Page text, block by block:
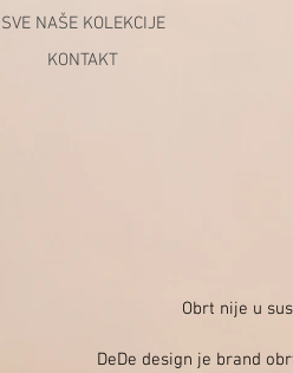
SVE NAŠE KOLEKCIJE
KONTAKT
Obrt nije u
DeDe design je brand